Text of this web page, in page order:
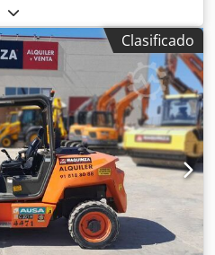
, tipo de combustible:
cuatro ruedas, Peso en vacío:
PBV: 5.797 kg Depósito de
máxima: 25 km/h
Carretilla diésel de obra de
MC18.4 D . Perfecta para
como agricultura, obra,
y más. Maquinaria
y con documentación al
comercial.
Clasificado